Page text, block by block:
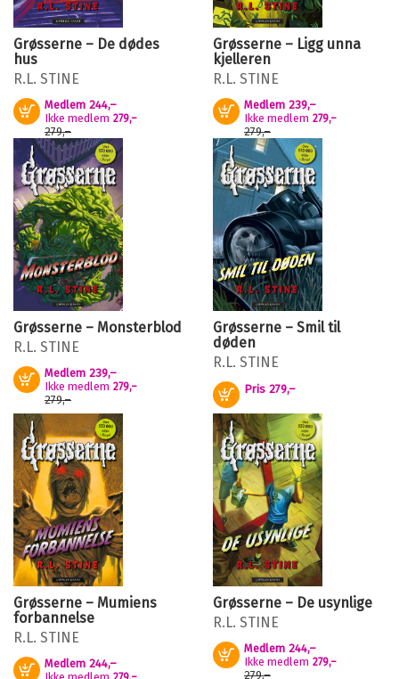
Grøsserne – De dødes
hus
R.L. STINE
Medlem 244,–
Ikke medlem 279,–
279,–
Kjøp
Grøsserne – Ligg unna
kjelleren
R.L. STINE
Medlem 239,–
Ikke medlem 279,–
279,–
Kjøp
Grøsserne – Monsterblod
R.L. STINE
Medlem 239,–
Ikke medlem 279,–
279,–
Kjøp
Grøsserne – Smil til
døden
R.L. STINE
Pris 279,–
Kjøp
Grøsserne – Mumiens
forbannelse
R.L. STINE
Medlem 244,–
Kjøp
Grøsserne – De usynlige
R.L. STINE
Medlem 244,–
Ikke medlem 279,–
279,–
Kjøp